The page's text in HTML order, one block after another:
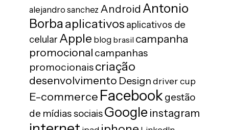
alejandro sanchez Android Antonio
Borbaaplicativos aplicativos de
celular Apple blog brasil campanha
promocional campanhas
promocionaiscriação
desenvolvimento Designdriver cup
E-commerce Facebookgestão
de mídias sociaisGoogle instagram